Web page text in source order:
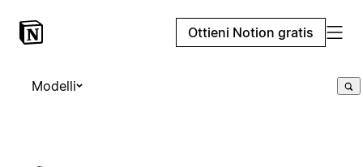
Ottieni Notion gratis
Modelli